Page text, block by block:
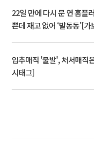
22일 만에 다시 문 연 홈플
쁜데 재고 없어 ‘발동동’[가
입추매직 '불발', 처서매직
시태그]